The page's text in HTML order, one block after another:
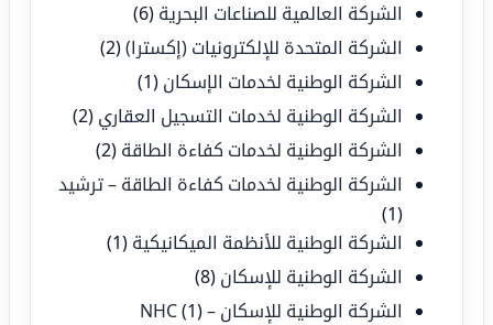
الشركة العالمية للصناعات البحرية (6)
الشركة المتحدة للإلكترونيات (إكسترا)(2)
الشركة الوطنية لخدمات الإسكان (1)
الشركة الوطنية لخدمات التسجيل العقاري (2)
الشركة الوطنية لخدمات كفاءة الطاقة (2)
الشركة الوطنية لخدمات كفاءة الطاقة – ترشيد
(1)
الشركة الوطنية للأنظمة الميكانيكية (1)
الشركة الوطنية للإسكان (8)
الشركة الوطنية للإسكان – NHC(1)